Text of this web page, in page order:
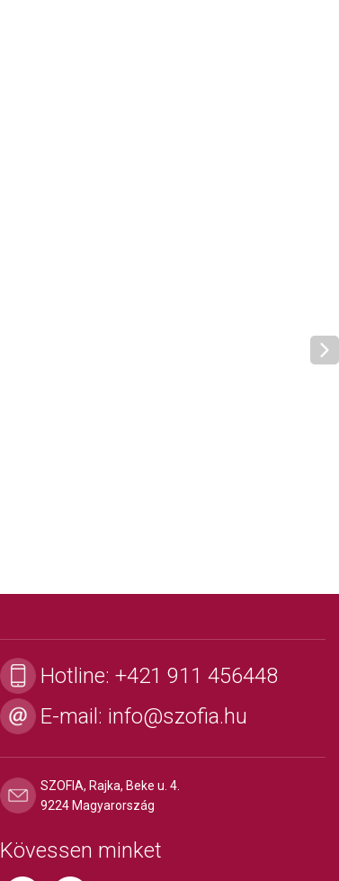
Hotline: +421 911 456448
E-mail: info@szofia.hu
SZOFIA, Rajka, Beke u. 4.
9224 Magyarország
Kövessen minket